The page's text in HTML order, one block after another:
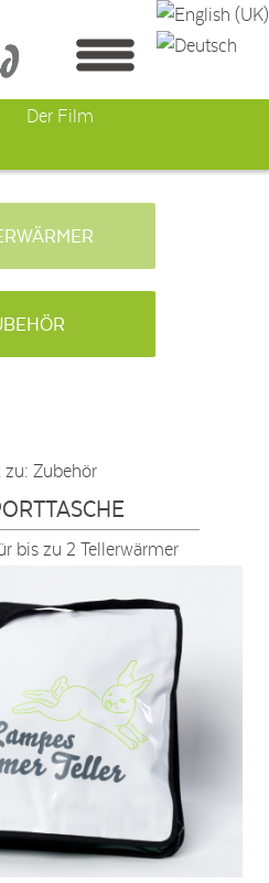
Der Film
zu: Zubehör
bis zu 2 Tellerwärmer